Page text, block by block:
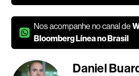
Nos acompanhe no canal de
Bloomberg Línea no Brasil
Daniel